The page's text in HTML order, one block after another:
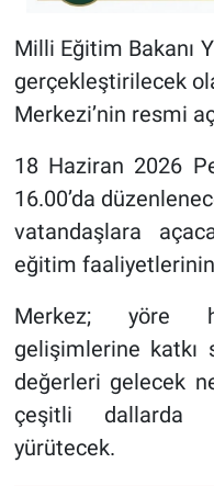
Milli Eğitim Bakanı
gerçekleştirilecek
Merkezi’nin resmi
18 Haziran 2026
16.00’da
vatandaşlara
eğitim
Merkez; yöre
gelişimlerine katkı
değerleri gelecek
çeşitli dallarda
yürütecek.